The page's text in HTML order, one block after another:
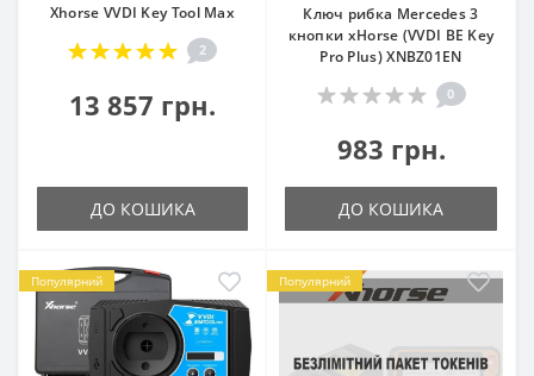
Xhorse VVDI Key Tool Max
2
13 857 грн.
ДО КОШИКА
Ключ рибка Mercedes 3
кнопки xHorse (VVDI BE Key
Pro Plus) XNBZ01EN
0
983 грн.
ДО КОШИКА
Популярний Популярний